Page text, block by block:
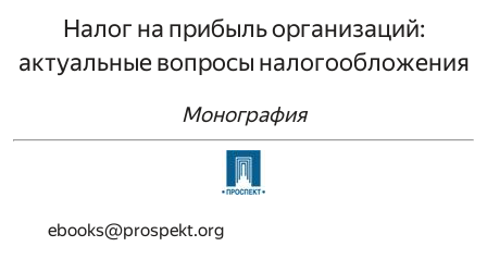
Налог на прибыль организаций:
актуальные вопросы налогообложения
Монография
ebooks@prospekt.org